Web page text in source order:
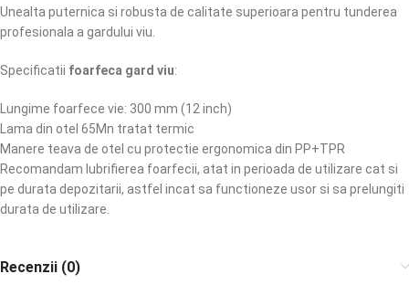
Unealta puternica si robusta de calitate superioara pentru tunderea
profesionala a gardului viu.
Specificatii foarfeca gard viu:
Lungime foarfece vie: 300 mm (12 inch)
Lama din otel 65Mn tratat termic
Manere teava de otel cu protectie ergonomica din PP+TPR
Recomandam lubrifierea foarfecii, atat in perioada de utilizare cat si
pe durata depozitarii, astfel incat sa functioneze usor si sa prelungiti
durata de utilizare.
Recenzii (0)